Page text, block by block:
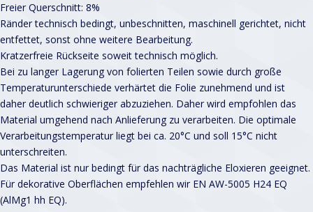
Freier Querschnitt: 8%
Ränder technisch bedingt, unbeschnitten, maschinell gerichtet, nicht
entfettet, sonst ohne weitere Bearbeitung.
Kratzerfreie Rückseite soweit technisch möglich.
Bei zu langer Lagerung von folierten Teilen sowie durch große
Temperaturunterschiede verhärtet die Folie zunehmend und ist
daher deutlich schwieriger abzuziehen. Daher wird empfohlen das
Material umgehend nach Anlieferung zu verarbeiten. Die optimale
Verarbeitungstemperatur liegt bei ca. 20°C und soll 15°C nicht
unterschreiten.
Das Material ist nur bedingt für das nachträgliche Eloxieren geeignet.
Für dekorative Oberflächen empfehlen wir EN AW-5005 H24 EQ
(AlMg1 hh EQ).